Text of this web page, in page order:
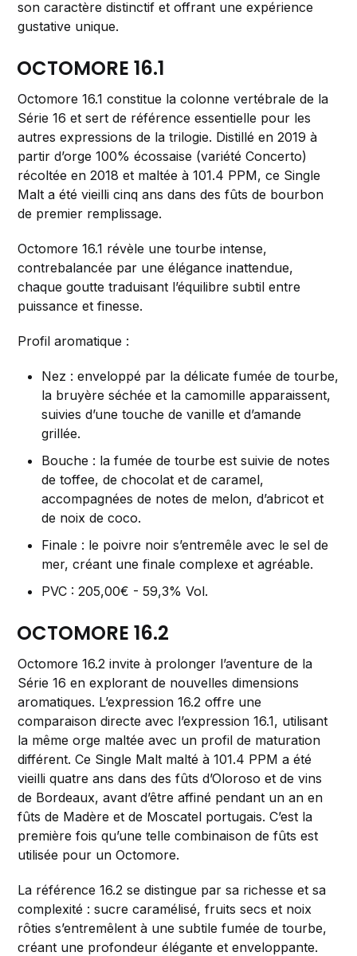
son caractère distinctif et offrant une expérience
gustative unique.
OCTOMORE 16.1
Octomore 16.1 constitue la colonne vertébrale de la
Série 16 et sert de référence essentielle pour les
autres expressions de la trilogie. Distillé en 2019 à
partir d’orge 100% écossaise (variété Concerto)
récoltée en 2018 et maltée à 101.4 PPM, ce Single
Malt a été vieilli cinq ans dans des fûts de bourbon
de premier remplissage.
Octomore 16.1 révèle une tourbe intense,
contrebalancée par une élégance inattendue,
chaque goutte traduisant l’équilibre subtil entre
puissance et finesse.
Profil aromatique :
Nez : enveloppé par la délicate fumée de tourbe,
la bruyère séchée et la camomille apparaissent,
suivies d’une touche de vanille et d’amande
grillée.
Bouche : la fumée de tourbe est suivie de notes
de toffee, de chocolat et de caramel,
accompagnées de notes de melon, d’abricot et
de noix de coco.
Finale : le poivre noir s’entremêle avec le sel de
mer, créant une finale complexe et agréable.
PVC : 205,00€ - 59,3% Vol.
OCTOMORE 16.2
Octomore 16.2 invite à prolonger l’aventure de la
Série 16 en explorant de nouvelles dimensions
aromatiques. L’expression 16.2 offre une
comparaison directe avec l’expression 16.1, utilisant
la même orge maltée avec un profil de maturation
différent. Ce Single Malt malté à 101.4 PPM a été
vieilli quatre ans dans des fûts d’Oloroso et de vins
de Bordeaux, avant d’être affiné pendant un an en
fûts de Madère et de Moscatel portugais. C’est la
première fois qu’une telle combinaison de fûts est
utilisée pour un Octomore.
La référence 16.2 se distingue par sa richesse et sa
complexité : sucre caramélisé, fruits secs et noix
rôties s’entremêlent à une subtile fumée de tourbe,
créant une profondeur élégante et enveloppante.